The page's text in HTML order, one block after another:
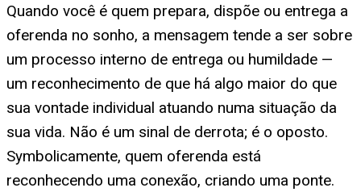
Quando você é quem prepara, dispõe ou entrega a
oferenda no sonho, a mensagem tende a ser sobre
um processo interno de entrega ou humildade —
um reconhecimento de que há algo maior do que
sua vontade individual atuando numa situação da
sua vida. Não é um sinal de derrota; é o oposto.
Symbolicamente, quem oferenda está
reconhecendo uma conexão, criando uma ponte.